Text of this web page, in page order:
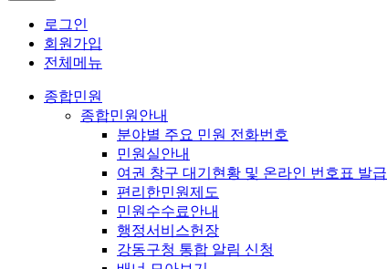
로그인
회원가입
전체메뉴
종합민원
종합민원안내
분야별 주요 민원 전화번호
민원실안내
여권 창구 대기현황 및 온라인 번호표 발급
편리한민원제도
민원수수료안내
행정서비스헌장
강동구청 통합 알림 신청